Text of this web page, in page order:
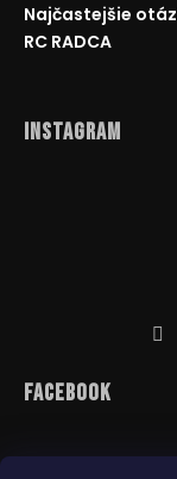
Najčastejšie
RC RADCA
Instagram
Facebook